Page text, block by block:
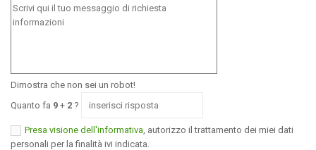
Dimostra che non sei un robot!
Quanto fa 9 + 2 ?
Presa visione dell'informativa , autorizzo il trattamento dei miei dati
personali per la finalità ivi indicata.